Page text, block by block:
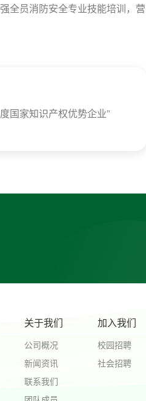
全员消防安全专业技能培训，营
国家知识产权优势企业”
关于我们
公司概况
新闻资讯
联系我们
加入我们
校园招聘
社会招聘